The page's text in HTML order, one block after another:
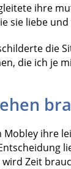
ihre
sie liebe
die
die ich je
Mobley ihre
wird Zeit